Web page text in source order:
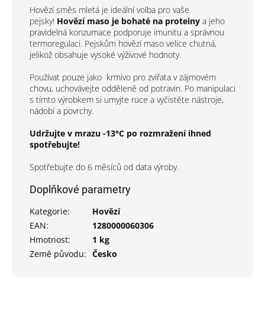
Hovězí směs mletá je ideální volba pro vaše
pejsky! Hovězí maso je bohaté na proteiny a jeho
pravidelná konzumace podporuje imunitu a správnou
termoregulaci. Pejskům hovězí maso velice chutná,
jelikož obsahuje vysoké výživové hodnoty.
Používat pouze jako krmivo pro zvířata v zájmovém
chovu, uchovávejte odděleně od potravin. Po manipulaci
s tímto výrobkem si umyjte ruce a vyčistěte nástroje,
nádobí a povrchy.
Udržujte v mrazu -13°C po rozmražení ihned
spotřebujte!
Spotřebujte do 6 měsíců od data výroby.
Doplňkové parametry
Kategorie:
Hovězí
EAN:
1280000060306
Hmotnost:
1 kg
Země původu: Česko